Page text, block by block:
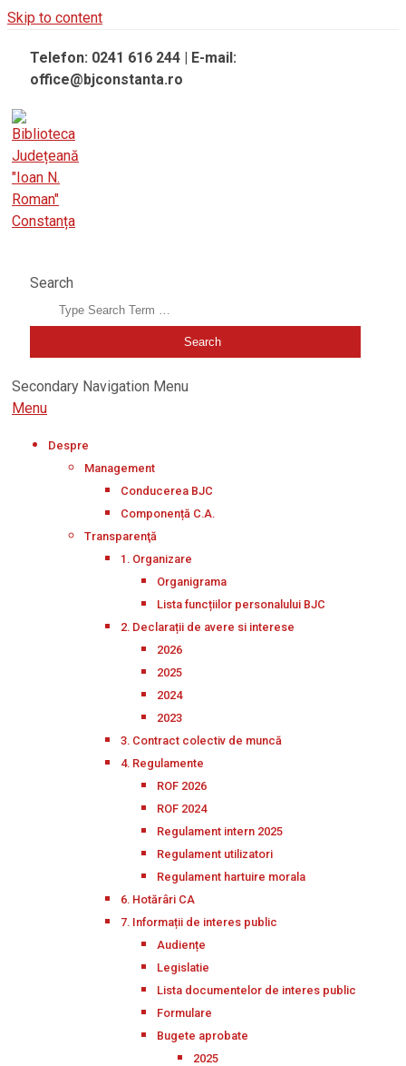
Skip to content
Telefon: 0241 616 244 | E-mail:
office@bjconstanta.ro
Search
Secondary Navigation Menu
Menu
Despre
Management
Conducerea BJC
Componență C.A.
Transparenţă
1. Organizare
Organigrama
Lista funcțiilor personalului BJC
2. Declarații de avere si interese
2026
2025
2024
2023
3. Contract colectiv de muncă
4. Regulamente
ROF 2026
ROF 2024
Regulament intern 2025
Regulament utilizatori
Regulament hartuire morala
6. Hotărâri CA
7. Informații de interes public
Audiențe
Legislatie
Lista documentelor de interes public
Formulare
Bugete aprobate
2025